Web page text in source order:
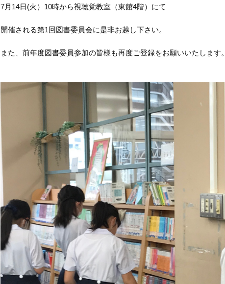
7月14日(火）10時から視聴覚教室（東館4階）にて
開催される第1回図書委員会に是非お越し下さい。
また、前年度図書委員参加の皆様も再度ご登録をお願いいたします。